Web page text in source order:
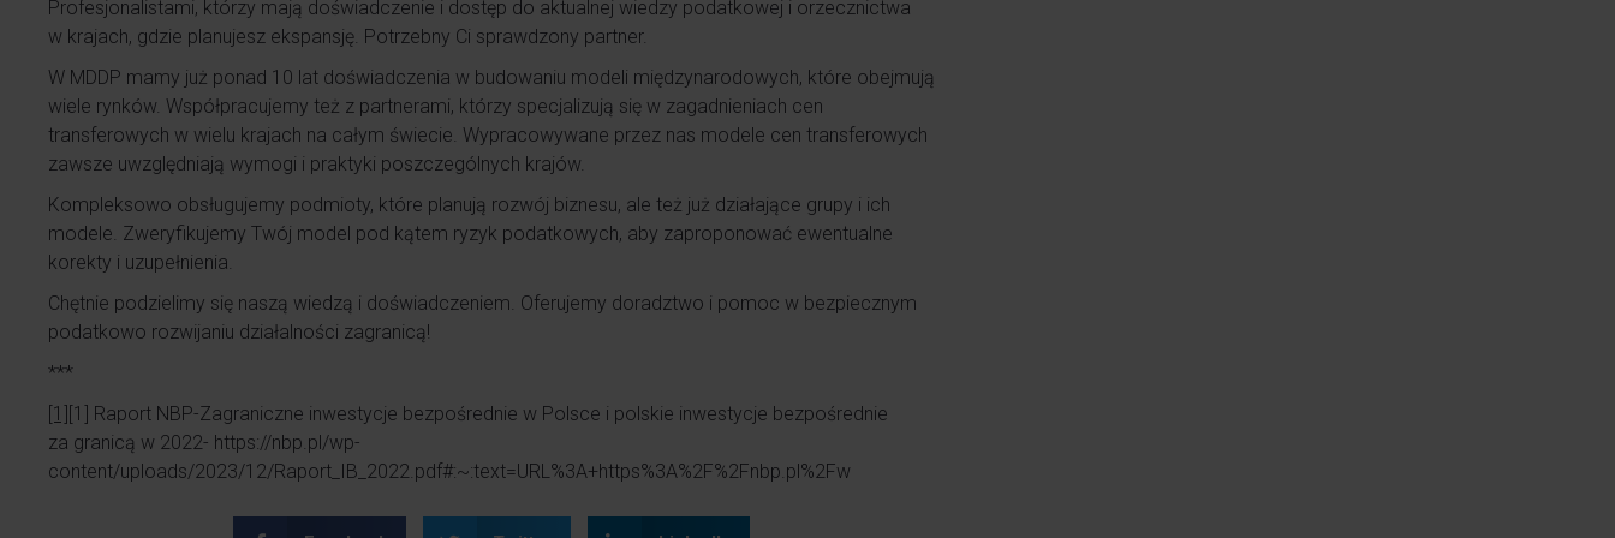
Profesjonalistami, którzy mają doświadczenie i dostęp do aktualnej wiedzy podatkowej i orzecznictwa
w krajach, gdzie planujesz ekspansję. Potrzebny Ci sprawdzony partner.
W MDDP mamy już ponad 10 lat doświadczenia w budowaniu modeli międzynarodowych, które obejmują
wiele rynków. Współpracujemy też z partnerami, którzy specjalizują się w zagadnieniach cen
transferowych w wielu krajach na całym świecie. Wypracowywane przez nas modele cen transferowych
zawsze uwzględniają wymogi i praktyki poszczególnych krajów.
Kompleksowo obsługujemy podmioty, które planują rozwój biznesu, ale też już działające grupy i ich
modele. Zweryfikujemy Twój model pod kątem ryzyk podatkowych, aby zaproponować ewentualne
korekty i uzupełnienia.
Chętnie podzielimy się naszą wiedzą i doświadczeniem. Oferujemy doradztwo i pomoc w bezpiecznym
podatkowo rozwijaniu działalności zagranicą!
***
[1] [1] Raport NBP-Zagraniczne inwestycje bezpośrednie w Polsce i polskie inwestycje bezpośrednie
za granicą w 2022- https://nbp.pl/wp-
content/uploads/2023/12/Raport_IB_2022.pdf#:~:text=URL%3A+https%3A%2F%2Fnbp.pl%2Fw